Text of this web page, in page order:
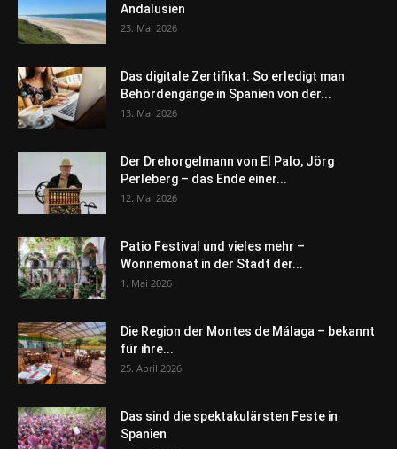
Andalusien
23. Mai 2026
Das digitale Zertifikat: So erledigt man
Behördengänge in Spanien von der...
13. Mai 2026
Der Drehorgelmann von El Palo, Jörg
Perleberg – das Ende einer...
12. Mai 2026
Patio Festival und vieles mehr –
Wonnemonat in der Stadt der...
1. Mai 2026
Die Region der Montes de Málaga – bekannt
für ihre...
25. April 2026
Das sind die spektakulärsten Feste in
Spanien